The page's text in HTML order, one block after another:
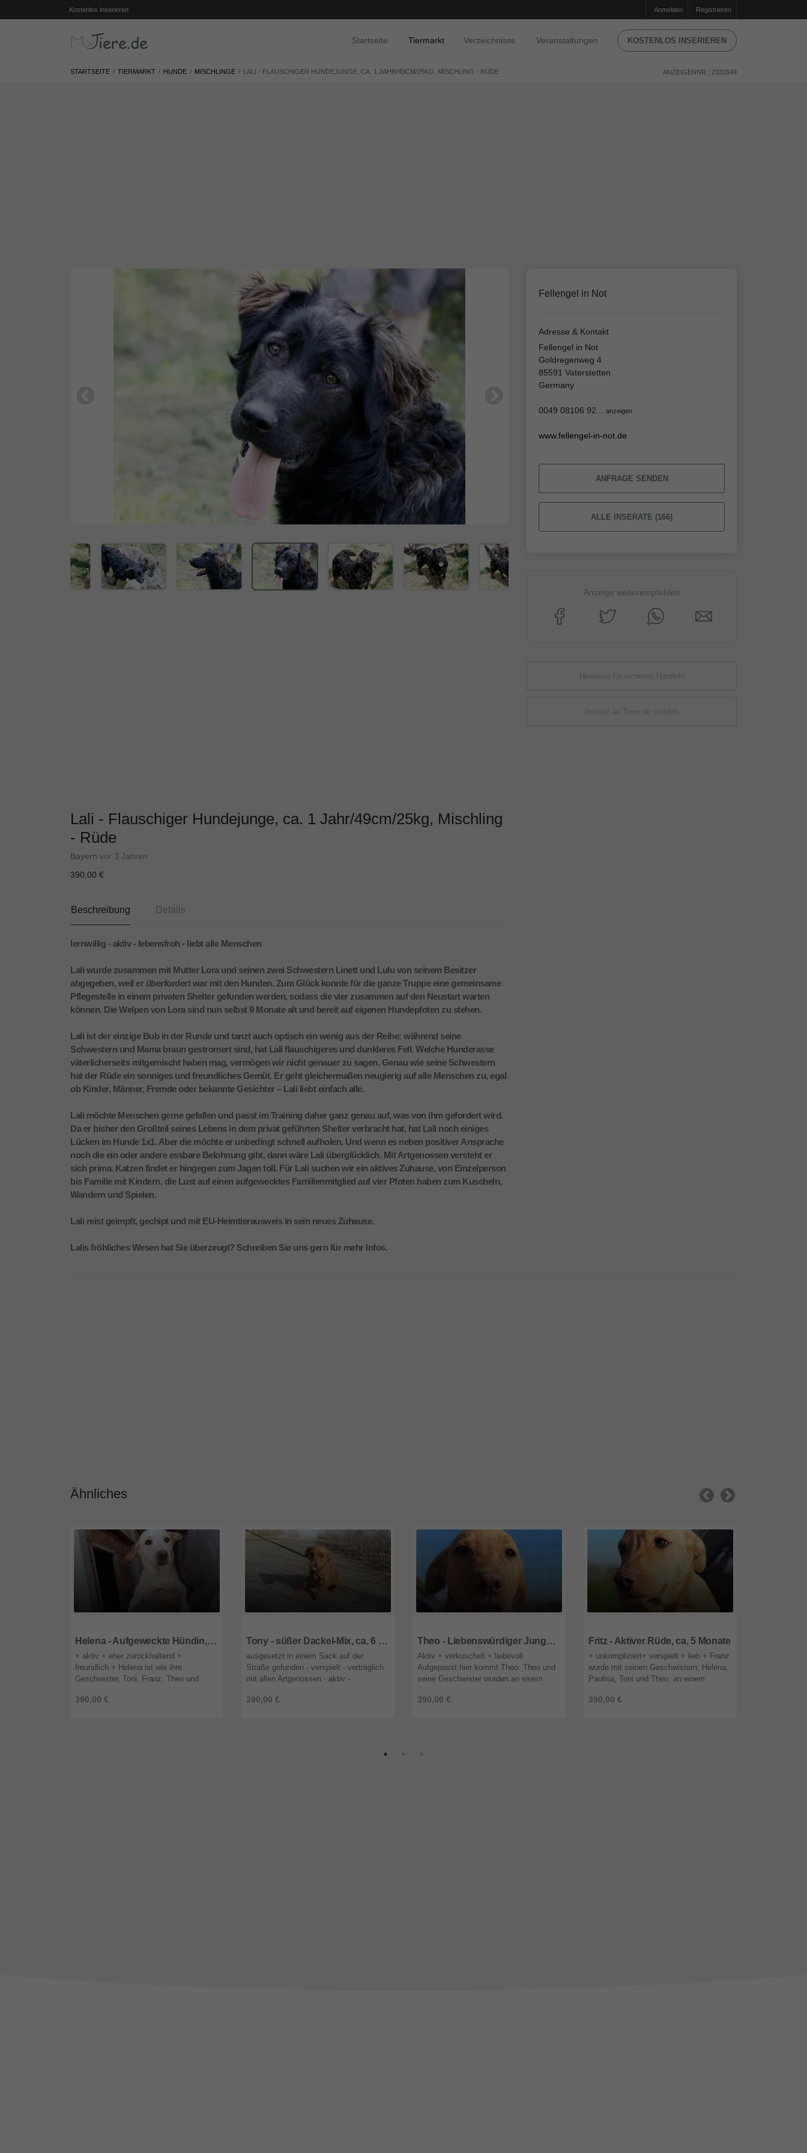
Kostenlos inserieren Anmelden Registrieren
Startseite Tiermarkt Verzeichnisse Veranstaltungen KOSTENLOS INSERIEREN
STARTSEITE TIERMARKT HUNDE MISCHLINGE LALI - FLAUSCHIGER HUNDEJUNGE, CA. 1 JAHR/49CM/25KG, MISCHLING - RÜDE ANZEIGENNR.: 2333549
Lali - Flauschiger Hundejunge, ca. 1 Jahr/49cm/25kg, Mischling
- Rüde
Bayern vor 3 Jahren
390,00 €
Beschreibung Details
lernwillig - aktiv - lebensfroh - liebt alle Menschen
Lali wurde zusammen mit Mutter Lora und seinen zwei Schwestern Linett und Lulu von seinem Besitzer
abgegeben, weil er überfordert war mit den Hunden. Zum Glück konnte für die ganze Truppe eine gemeinsame
Pflegestelle in einem privaten Shelter gefunden werden, sodass die vier zusammen auf den Neustart warten
können. Die Welpen von Lora sind nun selbst 9 Monate alt und bereit auf eigenen Hundepfoten zu stehen.
Lali ist der einzige Bub in der Runde und tanzt auch optisch ein wenig aus der Reihe: während seine
Schwestern und Mama braun gestromert sind, hat Lali flauschigeres und dunkleres Fell. Welche Hunderasse
väterlicherseits mitgemischt haben mag, vermögen wir nicht genauer zu sagen. Genau wie seine Schwestern
hat der Rüde ein sonniges und freundliches Gemüt. Er geht gleichermaßen neugierig auf alle Menschen zu, egal
ob Kinder, Männer, Fremde oder bekannte Gesichter – Lali liebt einfach alle.
Lali möchte Menschen gerne gefallen und passt im Training daher ganz genau auf, was von ihm gefordert wird.
Da er bisher den Großteil seines Lebens in dem privat geführten Shelter verbracht hat, hat Lali noch einiges
Lücken im Hunde 1x1. Aber die möchte er unbedingt schnell aufholen. Und wenn es neben positiver Ansprache
noch die ein oder andere essbare Belohnung gibt, dann wäre Lali überglücklich. Mit Artgenossen versteht er
sich prima. Katzen findet er hingegen zum Jagen toll. Für Lali suchen wir ein aktives Zuhause, von Einzelperson
bis Familie mit Kindern, die Lust auf einen aufgewecktes Familienmitglied auf vier Pfoten haben zum Kuscheln,
Wandern und Spielen.
Lali reist geimpft, gechipt und mit EU-Heimtierausweis in sein neues Zuhause.
Lalis fröhliches Wesen hat Sie überzeugt? Schreiben Sie uns gern für mehr Infos.
Fellengel in Not
Adresse & Kontakt
Fellengel in Not
Goldregenweg 4
85591 Vaterstetten
Germany
0049 08106 92... anzeigen
www.fellengel-in-not.de
ANFRAGE SENDEN
ALLE INSERATE (166)
Anzeige weiterempfehlen
Hinweise für sicheres Handeln
Inserat an Tiere.de melden
Ähnliches
Helena - Aufgeweckte Hündin, ca. 5 Monate
390,00 €
+ aktiv + eher zurückhaltend +
freundlich + Helena ist wie ihre
Geschwister, Toni, Franz, Theo und
Fünf wurden an einem regnerischen Tag
Tony - süßer Dackel-Mix, ca. 6 Monate
390,00 €
ausgesetzt in einem Sack auf der
Straße gefunden - verspielt - verträglich
mit allen Artgenossen - aktiv -
lebensfroh Hundemama Natasha,
Theo - Liebenswürdiger Junghund, ca. 5 Monate
390,00 €
Aktiv + verkuschelt + liebevoll
Aufgepasst hier kommt Theo: Theo und
seine Geschwister wurden an einem
einem Mülleimer entdeckt. Sie waren kn
Fritz - Aktiver Rüde, ca. 5 Monate
390,00 €
+ unkompliziert+ verspielt + lieb + Franz
wurde mit seinen Geschwistern, Helena,
Paulina, Toni und Theo, an einem
einer Mülltonne gefunden. Di ...